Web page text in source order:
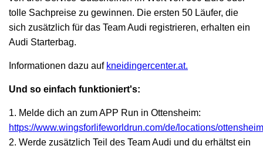
tolle Sachpreise zu gewinnen. Die ersten 50 Läufer, die
sich zusätzlich für das Team Audi registrieren, erhalten ein
Audi Starterbag.
Informationen dazu auf kneidingercenter.at.
Und so einfach funktioniert's:
1. Melde dich an zum APP Run in Ottensheim:
https://www.wingsforlifeworldrun.com/de/locations/ottensheim
2. Werde zusätzlich Teil des Team Audi und du erhältst ein